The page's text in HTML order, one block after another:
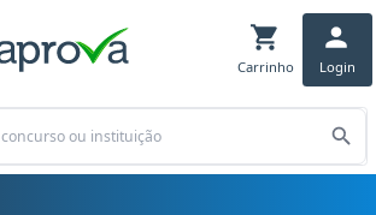
Carrinho Login